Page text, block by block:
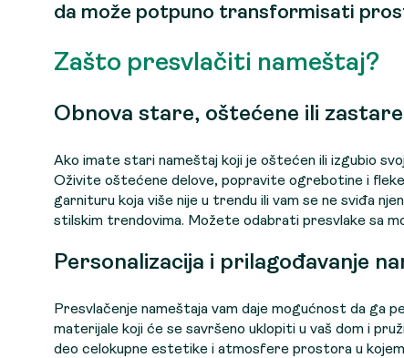
da može potpuno transformisati
Zašto presvlačiti nameštaj?
Obnova stare, oštećene ili
Ako imate stari nameštaj koji je oštećen ili izgubio
Oživite oštećene delove, popravite ogrebotine i
garnituru koja više nije u trendu ili vam se ne sviđa
stilskim trendovima. Možete odabrati presvlake sa
Personalizacija i prilagođavanje
Presvlačenje nameštaja vam daje mogućnost da ga
materijale koji će se savršeno uklopiti u vaš dom i
deo celokupne estetike i atmosfere prostora u